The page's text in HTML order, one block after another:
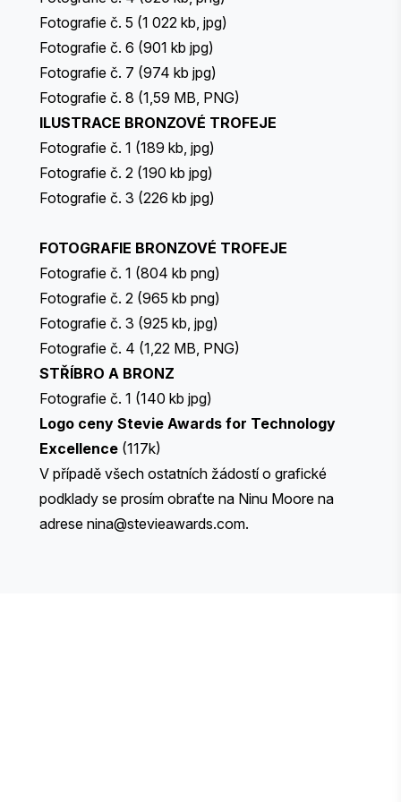
Fotografie č. 5 (1 022 kb, jpg)
Fotografie č. 6 (901 kb jpg)
Fotografie č. 7 (974 kb jpg)
Fotografie č. 8 (1,59 MB, PNG)
ILUSTRACE BRONZOVÉ TROFEJE
Fotografie č. 1 (189 kb, jpg)
Fotografie č. 2 (190 kb jpg)
Fotografie č. 3 (226 kb jpg)
FOTOGRAFIE BRONZOVÉ TROFEJE
Fotografie č. 1 (804 kb png)
Fotografie č. 2 (965 kb png)
Fotografie č. 3 (925 kb, jpg)
Fotografie č. 4 (1,22 MB, PNG)
STŘÍBRO A BRONZ
Fotografie č. 1 (140 kb jpg)
Logo ceny Stevie Awards for Technology
Excellence (117k)
V případě všech ostatních žádostí o grafické
podklady se prosím obraťte na Ninu Moore na
adrese nina@stevieawards.com.